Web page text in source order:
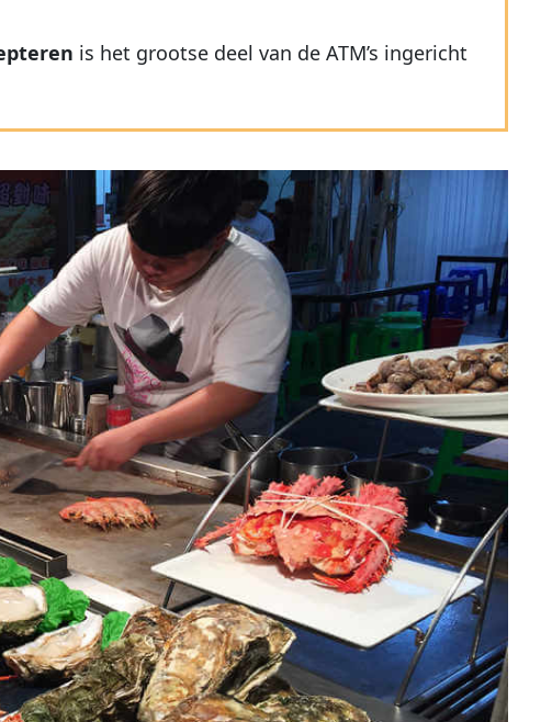
is het grootse deel van de ATM’s ingericht